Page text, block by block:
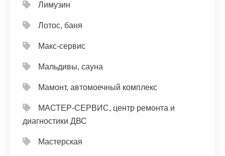
Лимузин
Лотос, баня
Макс-сервис
Мальдивы, сауна
Мамонт, автомоечный комплекс
МАСТЕР-СЕРВИС, центр ремонта и
диагностики ДВС
Мастерская